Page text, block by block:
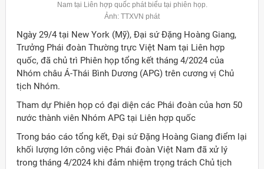
Nam tại Liên hợp quốc phát biểu tại phiên họp.
Ảnh: TTXVN phát
Ngày 29/4 tại New York (Mỹ), Đại sứ Đặng Hoàng Giang,
Trưởng Phái đoàn Thường trực Việt Nam tại Liên hợp
quốc, đã chủ trì Phiên họp tổng kết tháng 4/2024 của
Nhóm châu Á-Thái Bình Dương (APG) trên cương vị Chủ
tịch Nhóm.
Tham dự Phiên họp có đại diện các Phái đoàn của hơn 50
nước thành viên Nhóm APG tại Liên hợp quốc
Trong báo cáo tổng kết, Đại sứ Đặng Hoàng Giang điểm lại
khối lượng lớn công việc Phái đoàn Việt Nam đã xử lý
trong tháng 4/2024 khi đảm nhiệm trọng trách Chủ tịch